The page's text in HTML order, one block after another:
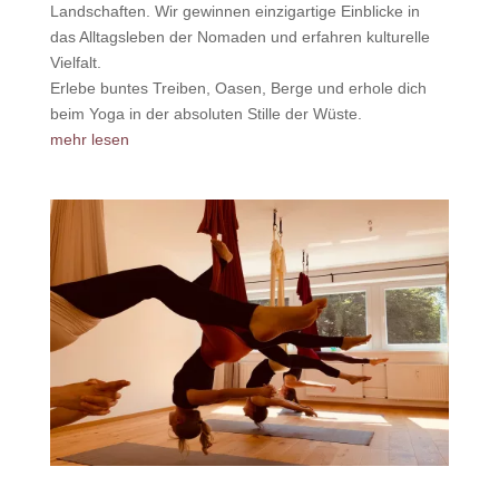
Landschaften. Wir gewinnen einzigartige Einblicke in
das Alltagsleben der Nomaden und erfahren kulturelle
Vielfalt.
Erlebe buntes Treiben, Oasen, Berge und erhole dich
beim Yoga in der absoluten Stille der Wüste.
mehr lesen